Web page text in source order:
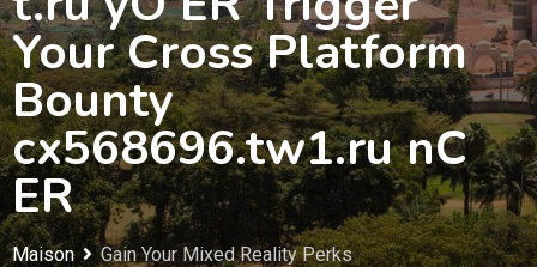
Your Cross Platform
Bounty
cx568696.tw1.ru nC
ER
Maison
Gain Your Mixed Reality Perks